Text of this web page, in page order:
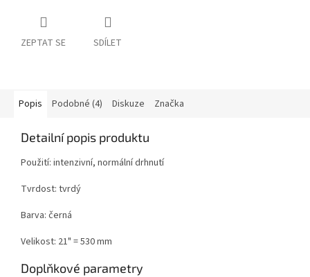
ZEPTAT SE SDÍLET
Popis Podobné (4) Diskuze Značka
Detailní popis produktu
Použití: intenzivní, normální drhnutí
Tvrdost: tvrdý
Barva: černá
Velikost: 21" = 530 mm
Doplňkové parametry